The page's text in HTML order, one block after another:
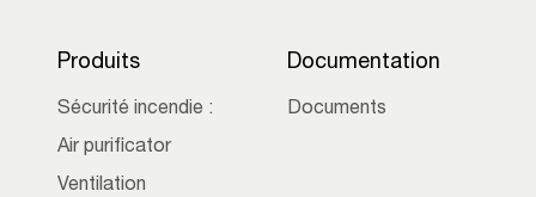
Produits
Sécurité incendie :
Air purificator
Ventilation
Documentation
Documents